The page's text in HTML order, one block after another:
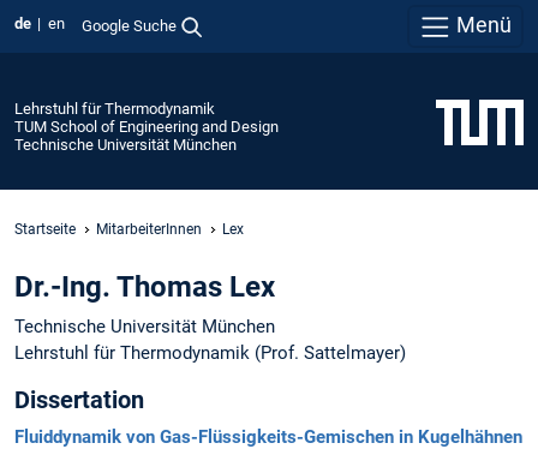
de en Google Suche Menü
Lehrstuhl für Thermodynamik
TUM School of Engineering and Design
Technische Universität München
Startseite MitarbeiterInnen Lex
Dr.-Ing. Thomas Lex
Technische Universität München
Lehrstuhl für Thermodynamik (Prof. Sattelmayer)
Dissertation
Fluiddynamik von Gas-Flüssigkeits-Gemischen in Kugelhähnen